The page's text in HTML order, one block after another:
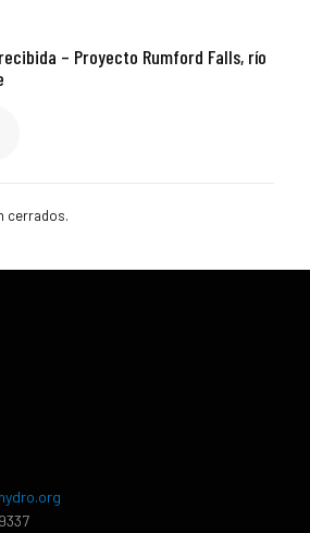
– Proyecto Rumford Falls, río
cerrados.